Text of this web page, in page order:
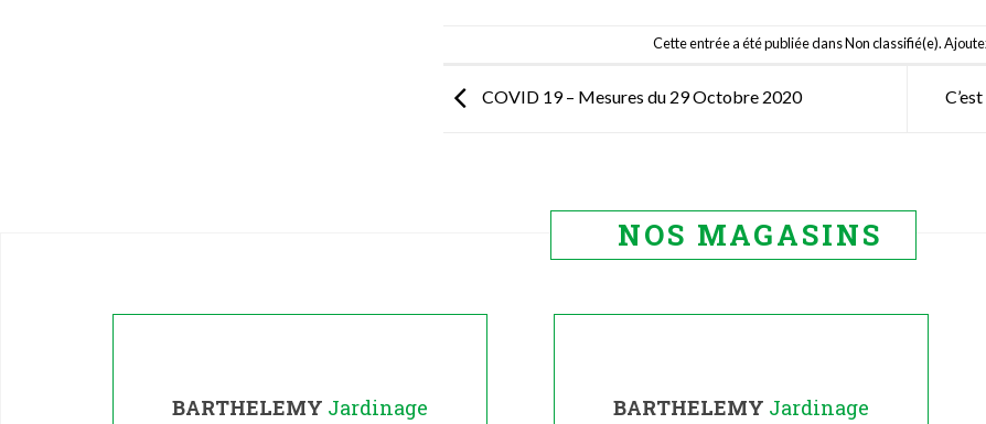
Cette entrée a été publiée dansNon classifié(e).
COVID 19 – Mesures du 29 Octobre 2020
NOS MAGASINS
BARTHELEMY Jardinage BARTHELEMY Jardinage